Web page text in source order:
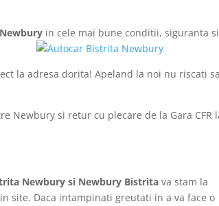
in cele mai bune conditii, siguranta
la adresa dorita! Apeland la noi nu riscati
Newbury si retur cu plecare de la Gara CFR
Newbury si Newbury Bistritava stam la
site. Daca intampinati greutati in a va face o